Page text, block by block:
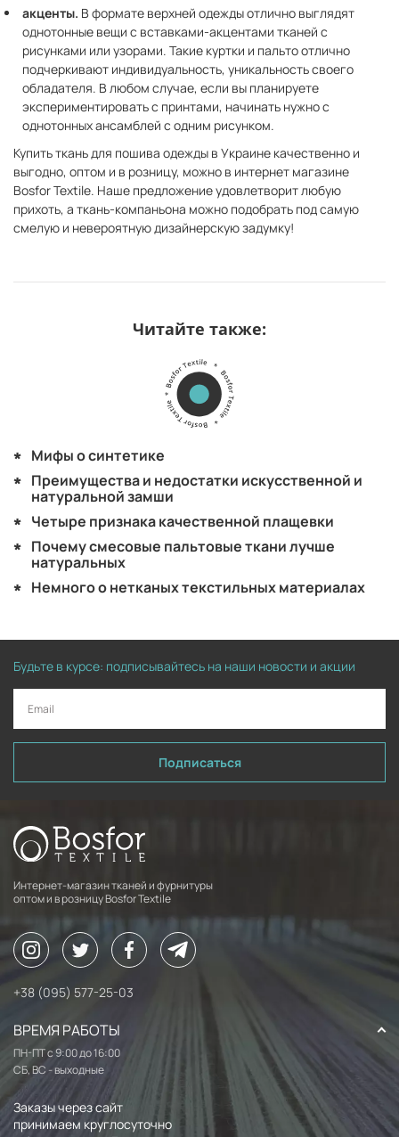
акценты. В формате верхней одежды отлично выглядят
однотонные вещи с вставками-акцентами тканей с
рисунками или узорами. Такие куртки и пальто отлично
подчеркивают индивидуальность, уникальность своего
обладателя. В любом случае, если вы планируете
экспериментировать с принтами, начинать нужно с
однотонных ансамблей с одним рисунком.
Купить ткань для пошива одежды в Украине качественно и
выгодно, оптом и в розницу, можно в интернет магазине
Bosfor Textile. Наше предложение удовлетворит любую
прихоть, а ткань-компаньона можно подобрать под самую
смелую и невероятную дизайнерскую задумку!
Читайте также:
Мифы о синтетике
Преимущества и недостатки искусственной и
натуральной замши
Четыре признака качественной плащевки
Почему смесовые пальтовые ткани лучше
натуральных
Немного о нетканых текстильных материалах
Будьте в курсе: подписывайтесь на наши новости и акции
Подписаться
Интернет-магазин тканей и фурнитуры
оптом и в розницу Bosfor Textile
+38 (095) 577-25-03
ВРЕМЯ РАБОТЫ
ПН-ПТ с 9:00 до 16:00
СБ, ВС - выходные
Заказы через сайт
принимаем круглосуточно